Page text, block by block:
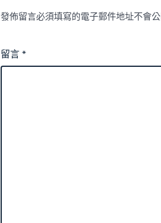
發佈留言必須填寫的電子郵件地址不會公
留言*